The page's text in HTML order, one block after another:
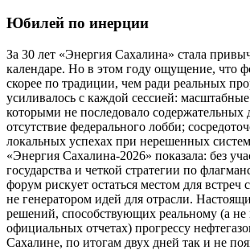
Юбилей по инерции
За 30 лет «Энергия Сахалина» стала
календаре. Но в этом году ощущение, что
скорее по традиции, чем ради реальных
усиливалось с каждой сессией:
которыми не последовало содержательных
отсутствие федерального лобби;
локальных успехах при нерешенных
«Энергия Сахалина-2026» показала: без
государства и четкой стратегии по
форум рискует остаться местом для встреч
не генератором идей для отрасли.
решений, способствующих реальному (а не
официальных отчетах) прогрессу
Сахалине, по итогам двух дней так и не